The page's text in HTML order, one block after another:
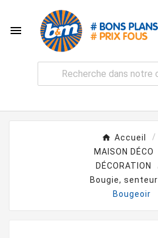

Accueil
MAISON DÉCO
DÉCORATION
Bougie, senteur
Bougeoir